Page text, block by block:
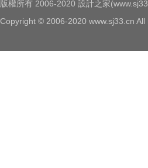
版權所有 2006-2020 設計之家
Copyright © 2006-2020 www.sj33.cn All